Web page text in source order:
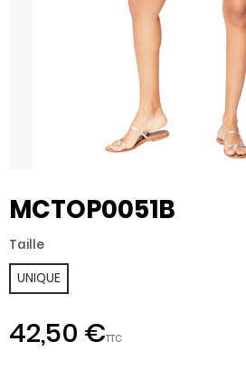
MCTOP0051B
Taille
UNIQUE
42,50 €TTC